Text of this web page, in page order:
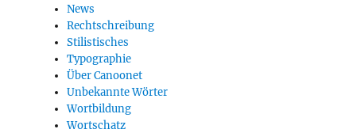
News
Rechtschreibung
Stilistisches
Typographie
Über Canoonet
Unbekannte Wörter
Wortbildung
Wortschatz